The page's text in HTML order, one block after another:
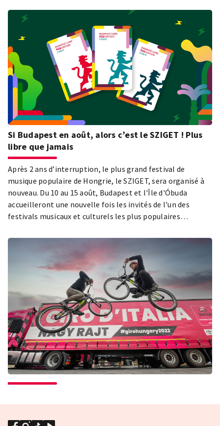
Empire Aquincum is nominated for The UNESCO World
Heritage List.
Si Budapest en août, alors c’est le SZIGET ! Plus
libre que jamais
Après 2 ans d’interruption, le plus grand festival de
musique populaire de Hongrie, le SZIGET, sera organisé à
nouveau. Du 10 au 15 août, Budapest et l'Île d'Óbuda
accueilleront une nouvelle fois les invités de l'un des
festivals musicaux et culturels les plus populaires
le sentiment « Szitizen » (surnom des citoyens du Sziget).